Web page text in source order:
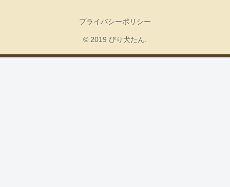
プライバシーポリシー
© 2019 びり犬たん.